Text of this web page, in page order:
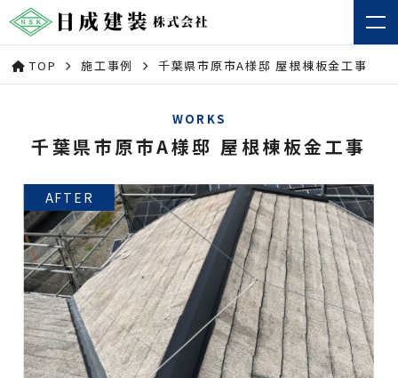
TOP 施工事例 千葉県市原市A様邸 屋根棟板金工事
WORKS
千葉県市原市A様邸 屋根棟板金工事